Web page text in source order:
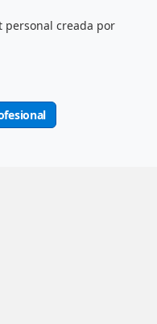
personal creada por